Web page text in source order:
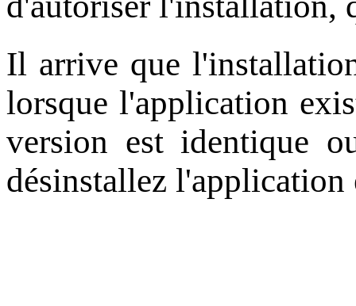
Il arrive que
lorsque l'application
version est identique
désinstallez l'application